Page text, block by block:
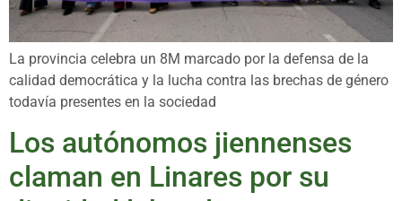
La provincia celebra un 8M marcado por la defensa de la
calidad democrática y la lucha contra las brechas de género
todavía presentes en la sociedad
Los autónomos jiennenses
claman en Linares por su